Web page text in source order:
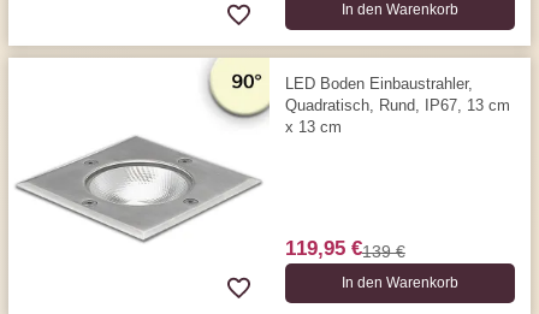
In den Warenkorb
LED Boden Einbaustrahler,
Quadratisch, Rund, IP67, 13 cm
x 13 cm
119,95 €139 €
In den Warenkorb